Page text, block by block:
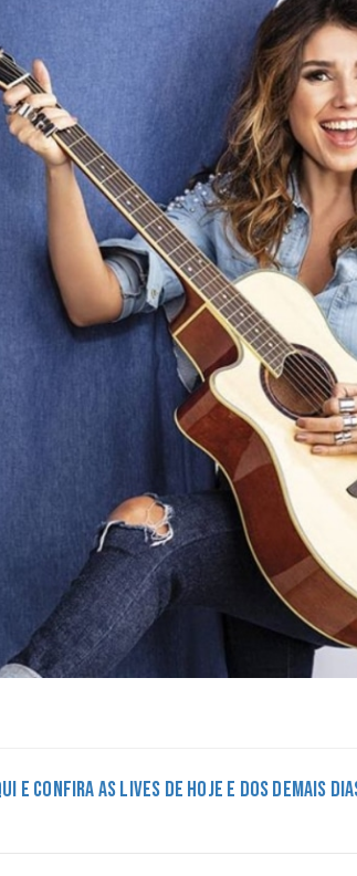
E CONFIRA AS LIVES DE HOJE E DOS DEMAIS